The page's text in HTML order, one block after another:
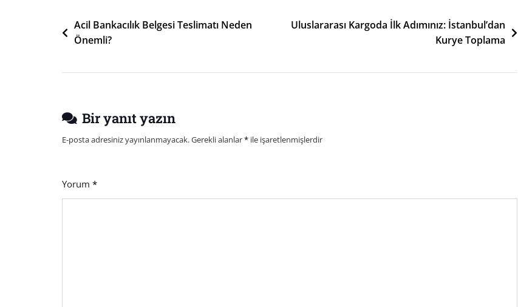
Yazı
gezinmesi
Acil Bankacılık Belgesi Teslimatı Neden
Önemli?
Uluslararası Kargoda İlk Adımınız: İstanbul’dan
Kurye Toplama
Bir yanıt yazın
E-posta adresiniz yayınlanmayacak.Gerekli alanlar* ile işaretlenmişlerdir
Yorum *